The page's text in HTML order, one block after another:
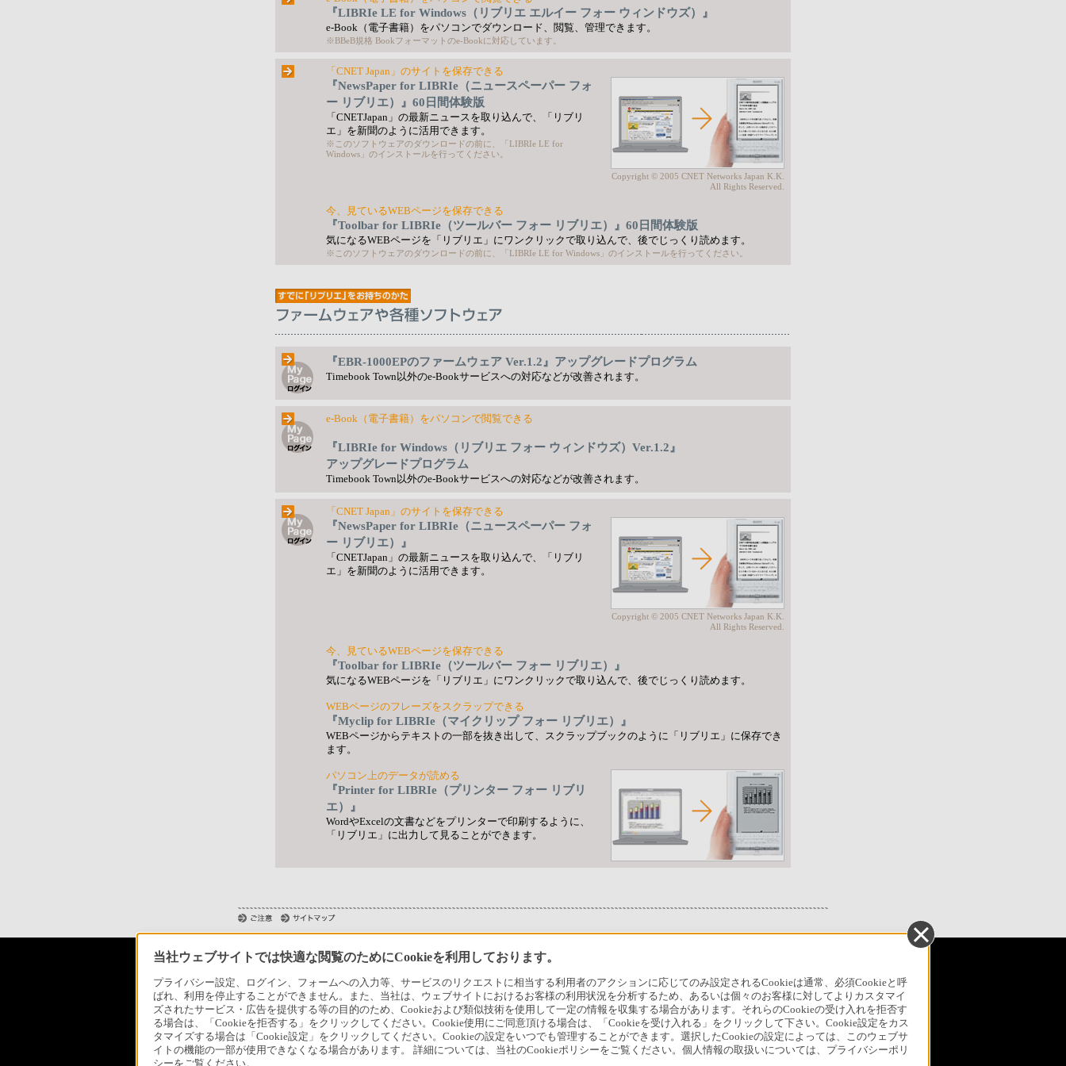
『LIBRIe LE for Windows（リブリエ エルイー フォー ウィンドウズ）』
e-Book（電子書籍）をパソコンでダウンロード、閲覧、管理できます。
※BBeB規格 Bookフォーマットのe-Bookに対応しています。
「CNET Japan」のサイトを保存できる
『NewsPaper for LIBRIe（ニュースペーパー フォ
ー リブリエ）』60日間体験版
「CNETJapan」の最新ニュースを取り込んで、「リブリ
エ」を新聞のように活用できます。
※このソフトウェアのダウンロードの前に、「LIBRIe LE for
Windows」のインストールを行ってください。
Copyright © 2005 CNET Networks Japan K.K.
All Rights Reserved.
今、見ているWEBページを保存できる
『Toolbar for LIBRIe（ツールバー フォー リブリエ）』60日間体験版
気になるWEBページを「リブリエ」にワンクリックで取り込んで、後でじっくり読めます。
※このソフトウェアのダウンロードの前に、「LIBRIe LE for Windows」のインストールを行ってください。
『EBR-1000EPのファームウェア Ver.1.2』アップグレードプログラム
Timebook Town以外のe-Bookサービスへの対応などが改善されます。
e-Book（電子書籍）をパソコンで閲覧できる
『LIBRIe for Windows（リブリエ フォー ウィンドウズ）Ver.1.2』
アップグレードプログラム
Timebook Town以外のe-Bookサービスへの対応などが改善されます。
「CNET Japan」のサイトを保存できる
『NewsPaper for LIBRIe（ニュースペーパー フォ
ー リブリエ）』
「CNETJapan」の最新ニュースを取り込んで、「リブリ
エ」を新聞のように活用できます。
Copyright © 2005 CNET Networks Japan K.K.
All Rights Reserved.
今、見ているWEBページを保存できる
『Toolbar for LIBRIe（ツールバー フォー リブリエ）』
気になるWEBページを「リブリエ」にワンクリックで取り込んで、後でじっくり読めます。
WEBページのフレーズをスクラップできる
『Myclip for LIBRIe（マイクリップ フォー リブリエ）』
WEBページからテキストの一部を抜き出して、スクラップブックのように「リブリエ」に保存でき
ます。
パソコン上のデータが読める
『Printer for LIBRIe（プリンター フォー リブリ
エ）』
WordやExcelの文書などをプリンターで印刷するように、
「リブリエ」に出力して見ることができます。
当社ウェブサイトでは快適な閲覧のためにCookieを利用しております。
プライバシー設定、ログイン、フォームへの入力等、サービスのリクエストに相当する利用者のアクションに応じてのみ設定されるCookieは通常、必須Cookieと呼
ばれ、利用を停止することができません。また、当社は、ウェブサイトにおけるお客様の利用状況を分析するため、あるいは個々のお客様に対してよりカスタマイ
ズされたサービス・広告を提供する等の目的のため、Cookieおよび類似技術を使用して一定の情報を収集する場合があります。それらのCookieの受け入れを拒否す
る場合は、「Cookieを拒否する」をクリックしてください。Cookie使用にご同意頂ける場合は、「Cookieを受け入れる」をクリックして下さい。Cookie設定をカス
タマイズする場合は「Cookie設定」をクリックしてください。Cookieの設定をいつでも管理することができます。選択したCookieの設定によっては、このウェブサ
イトの機能の一部が使用できなくなる場合があります。 詳細については、当社のCookieポリシーをご覧ください。個人情報の取扱いについては、プライバシーポリ
シーをご覧ください。
日本
会社情報 採用情報 特約店のご案内 ニュースリリース 環境情報 My Sony 利用規約